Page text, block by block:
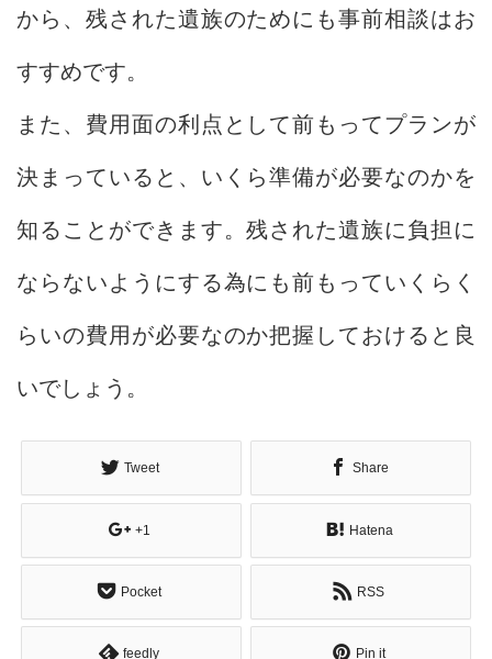
から、残された遺族のためにも事前相談はお
すすめです。
また、費用面の利点として前もってプランが
決まっていると、いくら準備が必要なのかを
知ることができます。残された遺族に負担に
ならないようにする為にも前もっていくらく
らいの費用が必要なのか把握しておけると良
いでしょう。
Tweet Share
+1 Hatena
Pocket RSS
feedly Pin it